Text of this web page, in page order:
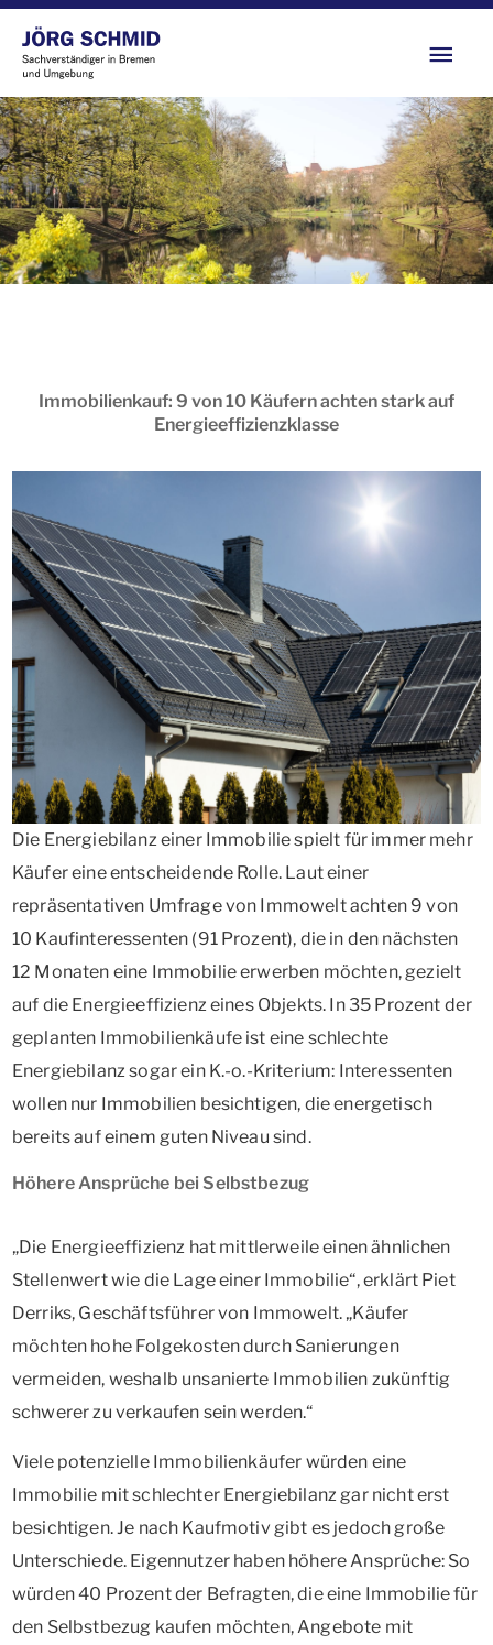
Zum
Inhalt
springen
Immobilienkauf: 9 von 10 Käufern achten stark auf
Energieeffizienzklasse
Die Energiebilanz einer Immobilie spielt für immer mehr
Käufer eine entscheidende Rolle. Laut einer
repräsentativen Umfrage von Immowelt achten 9 von
10 Kaufinteressenten (91 Prozent), die in den nächsten
12 Monaten eine Immobilie erwerben möchten, gezielt
auf die Energieeffizienz eines Objekts. In 35 Prozent der
geplanten Immobilienkäufe ist eine schlechte
Energiebilanz sogar ein K.-o.-Kriterium: Interessenten
wollen nur Immobilien besichtigen, die energetisch
bereits auf einem guten Niveau sind.
Höhere Ansprüche bei Selbstbezug
„Die Energieeffizienz hat mittlerweile einen ähnlichen
Stellenwert wie die Lage einer Immobilie“, erklärt Piet
Derriks, Geschäftsführer von Immowelt. „Käufer
möchten hohe Folgekosten durch Sanierungen
vermeiden, weshalb unsanierte Immobilien zukünftig
schwerer zu verkaufen sein werden.“
Viele potenzielle Immobilienkäufer würden eine
Immobilie mit schlechter Energiebilanz gar nicht erst
besichtigen. Je nach Kaufmotiv gibt es jedoch große
Unterschiede. Eigennutzer haben höhere Ansprüche: So
würden 40 Prozent der Befragten, die eine Immobilie für
den Selbstbezug kaufen möchten, Angebote mit